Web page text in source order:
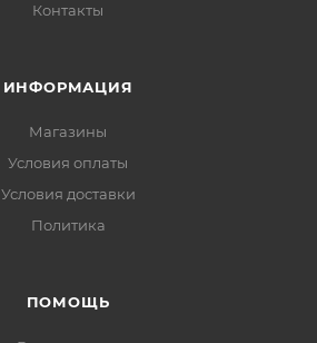
Контакты
ИНФОРМАЦИЯ
Магазины
Условия оплаты
Условия доставки
Политика
ПОМОЩЬ